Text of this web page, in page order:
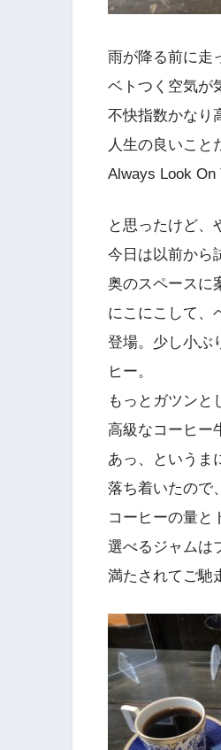
雨が降る前に走
ベトつく空気が
不快指数かなり
人生の良いこと
Always Look
と思ったけど、
今日は以前から
奥のスペースに
にこにこして、
登場。少し小ぶ
ヒー。
もっとガツンと
高級なコーヒー
あっ、というま
落ち着いたので
コーヒーの量と
選べるジャムは
満たされてご馳